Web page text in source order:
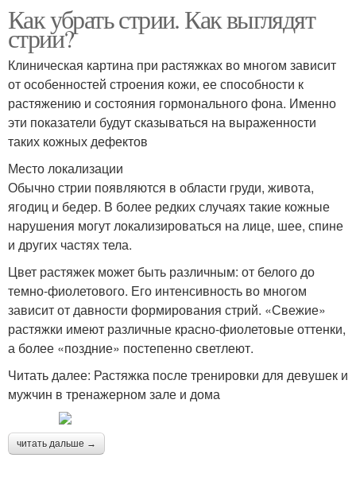
Как убрать стрии. Как выглядят
стрии?
Клиническая картина при растяжках во многом зависит
от особенностей строения кожи, ее способности к
растяжению и состояния гормонального фона. Именно
эти показатели будут сказываться на выраженности
таких кожных дефектов
Место локализации
Обычно стрии появляются в области груди, живота,
ягодиц и бедер. В более редких случаях такие кожные
нарушения могут локализироваться на лице, шее, спине
и других частях тела.
Цвет растяжек может быть различным: от белого до
темно-фиолетового. Его интенсивность во многом
зависит от давности формирования стрий. «Свежие»
растяжки имеют различные красно-фиолетовые оттенки,
а более «поздние» постепенно светлеют.
Читать далее: Растяжка после тренировки для девушек и
мужчин в тренажерном зале и дома
читать дальше →